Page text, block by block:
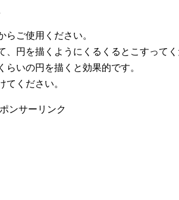
らご使用ください。
、円を描くようにくるくるとこすってく
らいの円を描くと効果的です。
てください。
ンサーリンク